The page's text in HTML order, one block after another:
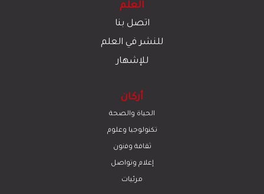
العلم
اتصل بنا
للنشر في العلم
للإشهار
أركان
الحياة والصحة
تكنولوجيا وعلوم
ﺛﻘﺎﻓﺔ وﻓﻧون
إعلام وتواصل
مرئيات